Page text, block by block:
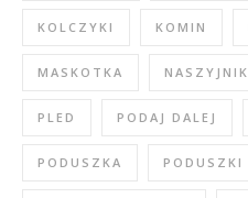
KOLCZYKI KOMIN
MASKOTKA NASZYJNIK
PLED PODAJ DALEJ
PODUSZKA PODUSZKI